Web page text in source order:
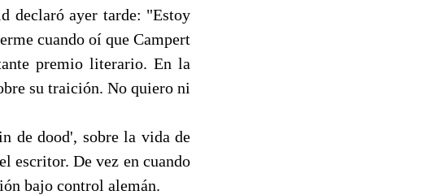
declaró ayer tarde: "Estoy
cuando oí que Campert
premio literario. En la
su traición. No quiero ni
de dood', sobre la vida de
escritor. De vez en cuando
bajo control alemán.